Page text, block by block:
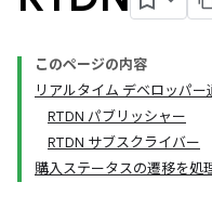
このページの内容
リアルタイム デベロッパ
RTDN パブリッシャー
RTDN サブスクライバー
購入ステータスの遷移を処